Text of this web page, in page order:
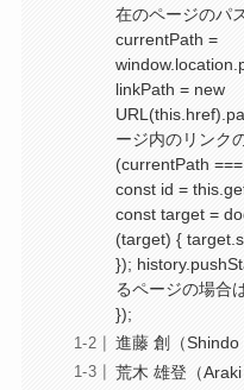
在のページのパ
currentPath =
linkPath = new
ージ内のリンク
(currentPath
const id =
const target =
(target) {
});
るページの場合
});
進藤 創（Shindo
荒木 雄登（Araki